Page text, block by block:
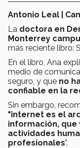
Antonio Leal |
La doctora en
Monterrey
más reciente libro:
En el libro, Ana
medio de
seguro, y que no
confiable en la
Sin embargo,
"internet es el
información,
actividades
profesionales".